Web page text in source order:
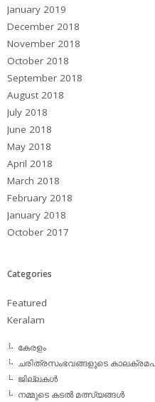
January 2019
December 2018
November 2018
October 2018
September 2018
August 2018
July 2018
June 2018
May 2018
April 2018
March 2018
February 2018
January 2018
October 2017
Categories
Featured
Keralam
കേരളം
ചരിത്രസംഭവങ്ങളുടെ
ജില്ലകള്‍
നമ്മുടെ കടല്‍ മത്സ്യങ്ങള്‍